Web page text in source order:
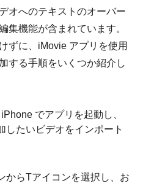
オへのテキストのオーバー
集機能が含まれています。
ずに、iMovie アプリを使用
する手順をいくつか紹介し
iPhone でアプリを起動し、
したいビデオをインポート
からTアイコンを選択し、お